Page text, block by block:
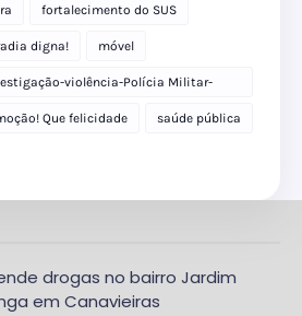
fortalecimento do SUS
digna! móvel
violência-Polícia Militar-
Que felicidade saúde pública
drogas no bairro Jardim
em Canavieiras